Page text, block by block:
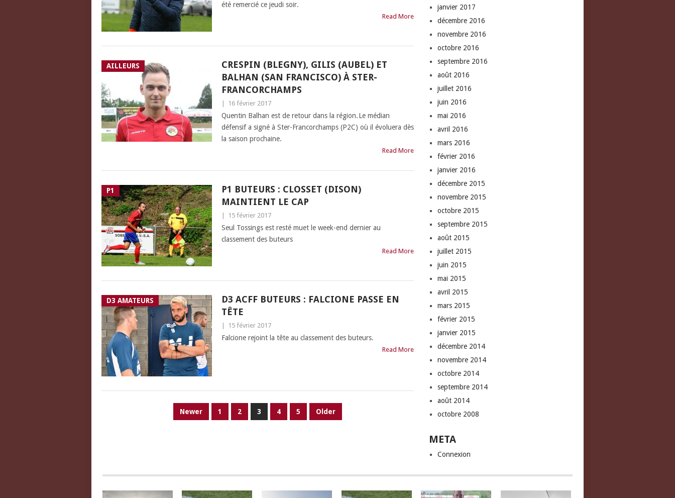
été remercié ce jeudi soir.
Read More
AILLEURS
CRESPIN (BLEGNY), GILIS (AUBEL) ET
BALHAN (SAN FRANCISCO) À STER-
FRANCORCHAMPS
16 février 2017
Quentin Balhan est de retour dans la région. Le médian
défensif a signé à Ster-Francorchamps (P2C) où il évoluera dès
la saison prochaine.
Read More
P1
P1 BUTEURS : CLOSSET (DISON)
MAINTIENT LE CAP
15 février 2017
Seul Tossings est resté muet le week-end dernier au
classement des buteurs
Read More
D3 AMATEURS
D3 ACFF BUTEURS : FALCIONE PASSE EN
TÊTE
15 février 2017
Falcione rejoint la tête au classement des buteurs.
Read More
Newer 1 2 3 4 5 Older
janvier 2017
décembre 2016
novembre 2016
octobre 2016
septembre 2016
août 2016
juillet 2016
juin 2016
mai 2016
avril 2016
mars 2016
février 2016
janvier 2016
décembre 2015
novembre 2015
octobre 2015
septembre 2015
août 2015
juillet 2015
juin 2015
mai 2015
avril 2015
mars 2015
février 2015
janvier 2015
décembre 2014
novembre 2014
octobre 2014
septembre 2014
août 2014
octobre 2008
META
Connexion